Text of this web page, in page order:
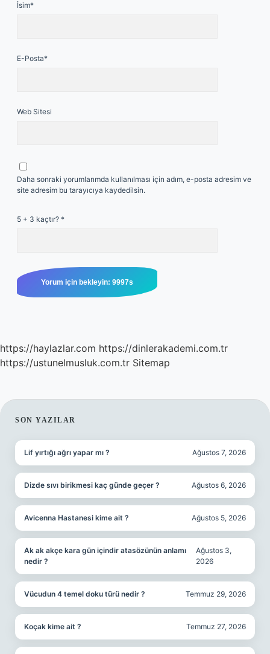
İsim*
E-Posta*
Web Sitesi
Daha sonraki yorumlarımda kullanılması için adım, e-posta adresim ve
site adresim bu tarayıcıya kaydedilsin.
5 + 3 kaçtır? *
https://haylazlar.com https://dinlerakademi.com.tr
https://ustunelmusluk.com.tr Sitemap
SIDEBAR
SON YAZILAR
Lif yırtığı ağrı yapar mı ? Ağustos 7, 2026
Dizde sıvı birikmesi kaç günde geçer ? Ağustos 6, 2026
Avicenna Hastanesi kime ait ? Ağustos 5, 2026
Ak ak akçe kara gün içindir atasözünün anlamı
nedir ?
Ağustos 3,
2026
Vücudun 4 temel doku türü nedir ? Temmuz 29, 2026
Koçak kime ait ? Temmuz 27, 2026